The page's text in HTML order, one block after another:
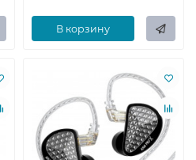
В корзину